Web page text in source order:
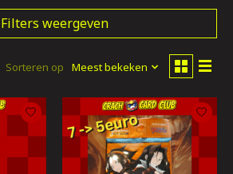
Filters weergeven
Sorteren op Meest bekeken